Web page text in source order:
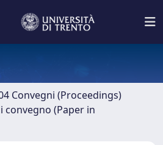
Convegni (Proceedings)
convegno (Paper in